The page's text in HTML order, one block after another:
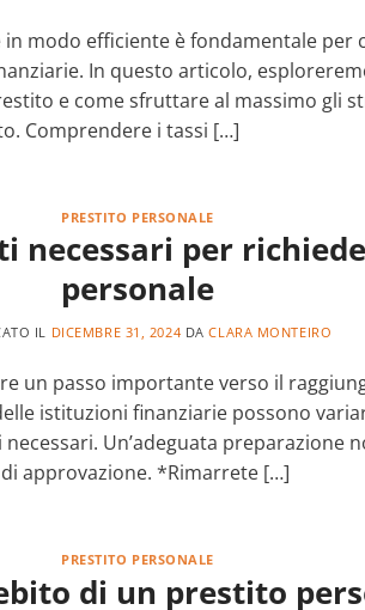
modo efficiente è fondamentale per
In questo articolo,
e come sfruttare al massimo gli
Comprendere i tassi […]
PRESTITO PERSONALE
necessari per
personale
IL DICEMBRE 31, 2024 DACLARA MONTEIRO
un passo importante verso il
istituzioni finanziarie possono
Un’adeguata preparazione
approvazione. *Rimarrete […]
PRESTITO PERSONALE
di un prestito